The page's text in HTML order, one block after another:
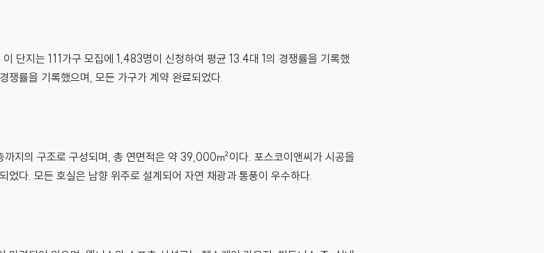
단지는 111가구 모집에 1,483명이 신청하여 평균 13.4대 1의 경쟁률을 기록했
률을 기록했으며, 모든 가구가 계약 완료되었다.
지의 구조로 구성되며, 총 연면적은 약 39,000㎡이다. 포스코이앤씨가 시공을
었다. 모든 호실은 남향 위주로 설계되어 자연 채광과 통풍이 우수하다.